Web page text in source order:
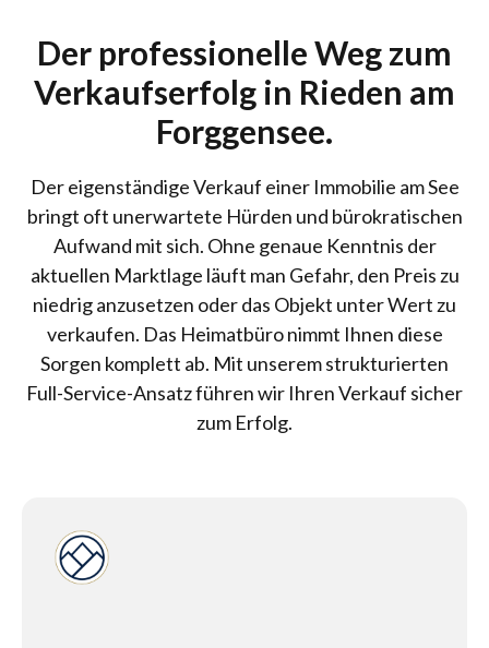
Der professionelle Weg zum
Verkaufserfolg in Rieden am
Forggensee.
Der eigenständige Verkauf einer Immobilie am See
bringt oft unerwartete Hürden und bürokratischen
Aufwand mit sich. Ohne genaue Kenntnis der
aktuellen Marktlage läuft man Gefahr, den Preis zu
niedrig anzusetzen oder das Objekt unter Wert zu
verkaufen. Das Heimatbüro nimmt Ihnen diese
Sorgen komplett ab. Mit unserem strukturierten
Full-Service-Ansatz führen wir Ihren Verkauf sicher
zum Erfolg.